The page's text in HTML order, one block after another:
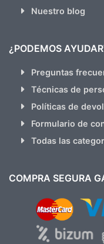
Nuestro blog
¿PODEMOS
Preguntas
Técnicas de
Políticas de
Formulario de
Todas las
COMPRA SEGURA